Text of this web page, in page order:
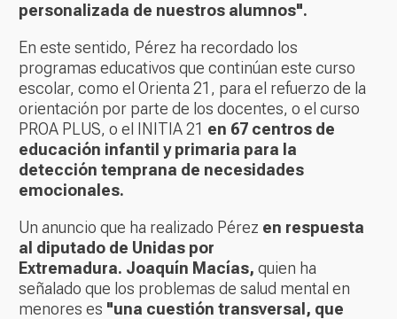
personalizada de nuestros alumnos".
En este sentido, Pérez ha recordado los
programas educativos que continúan este curso
escolar, como el Orienta 21, para el refuerzo de la
orientación por parte de los docentes, o el curso
PROA PLUS, o el INITIA 21 en 67 centros de
educación infantil y primaria para la
detección temprana de necesidades
emocionales.
Un anuncio que ha realizado Pérez en respuesta
al diputado de Unidas por
Extremadura. Joaquín Macías, quien ha
señalado que los problemas de salud mental en
menores es "una cuestión transversal, que